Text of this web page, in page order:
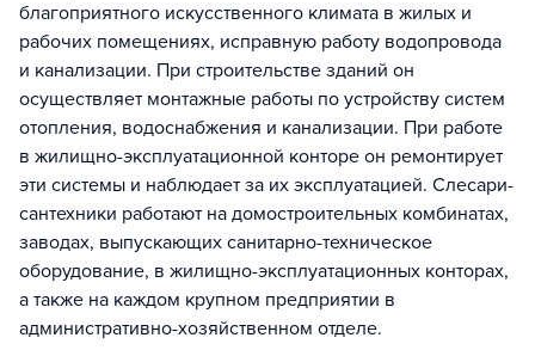
благоприятного искусственного климата в жилых и
рабочих помещениях, исправную работу водопровода
и канализации. При строительстве зданий он
осуществляет монтажные работы по устройству систем
отопления, водоснабжения и канализации. При работе
в жилищно-эксплуатационной конторе он ремонтирует
эти системы и наблюдает за их эксплуатацией. Слесари-
сантехники работают на домостроительных комбинатах,
заводах, выпускающих санитарно-техническое
оборудование, в жилищно-эксплуатационных конторах,
а также на каждом крупном предприятии в
административно-хозяйственном отделе.